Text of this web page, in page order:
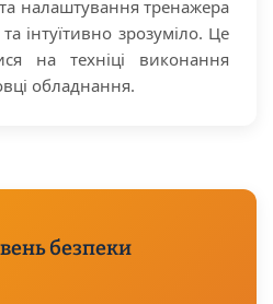
налаштування тренажера
інтуїтивно зрозуміло. Це
на техніці виконання
обладнання.
безпеки